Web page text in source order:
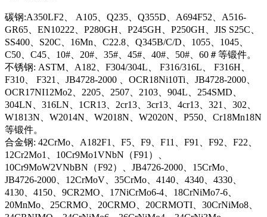
碳钢:A350LF2、 A105、Q235、Q355D、A694F52、A516-
GR65、EN10222、P280GH、P245GH、P250GH、JIS S25C、
SS400、S20C、16Mn、C22.8、Q345B/C/D、1055、1045、
C50、C45、10#、20#、35#、45#、40#、50#、60＃等锻件。
不锈钢: ASTM、A182、F304/304L、 F316/316L、 F316H、
F310、 F321、JB4728-2000 、OCR18Ni10Ti、JB4728-2000、
OCR17NI12Mo2、2205、2507、2103、904L、254SMD、
304LN、316LN、1CR13、2cr13、3cr13、4cr13、321、302、
W1813N、W2014N、W2018N、W2020N、P550、Cr18Mn18N
等锻件。
合金钢: 42CrMo、A182F1、F5、F9、F11、F91、F92、F22、
12Cr2Mo1、10Cr9Mo1VNbN（F91）、
10Cr9MoW2VNbBN（F92）、JB4726-2000、15CrMo、
JB4726-2000、12CrMoV、35CrMo、4140、4340、4330、
4130、4150、9CR2MO、17NiCrMo6-4、18CrNiMo7-6、
20MnMo、25CRMO、20CRMO、20CRMOTI、30CrNiMo8、